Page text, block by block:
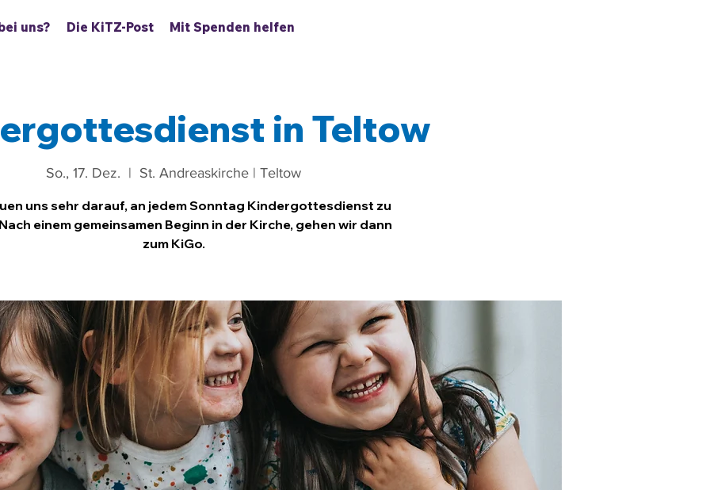
uns? Die KiTZ-Post Mit Spenden helfen
in Teltow
So., 17. Dez.
  |
St. Andreaskirche | Teltow
uns sehr darauf, an jedem Sonntag Kindergottesdienst zu
einem gemeinsamen Beginn in der Kirche, gehen wir dann
zum KiGo.